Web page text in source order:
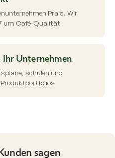
t
e
Prais. Wir
um Café-Qualität
Unternehmen
schulen und
sagen